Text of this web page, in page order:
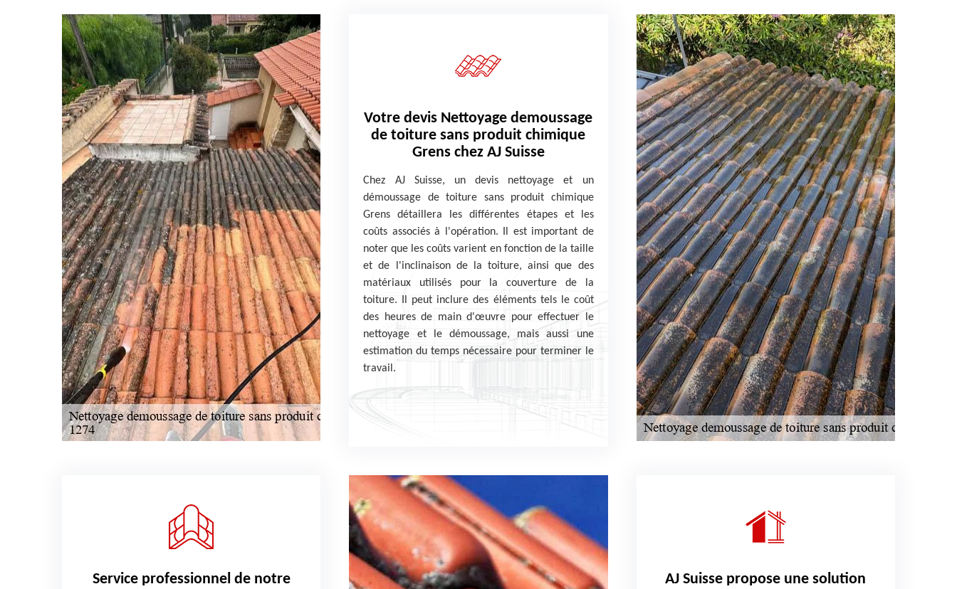
Votre devis Nettoyage demoussage
de toiture sans produit chimique
Grens chez AJ Suisse
Chez AJ Suisse, un devis nettoyage et un
démoussage de toiture sans produit chimique
Grens détaillera les différentes étapes et les
coûts associés à l'opération. Il est important de
noter que les coûts varient en fonction de la taille
et de l'inclinaison de la toiture, ainsi que des
matériaux utilisés pour la couverture de la
toiture. Il peut inclure des éléments tels le coût
des heures de main d'œuvre pour effectuer le
nettoyage et le démoussage, mais aussi une
estimation du temps nécessaire pour terminer le
travail.
Service professionnel de notre
AJ Suisse propose une solution